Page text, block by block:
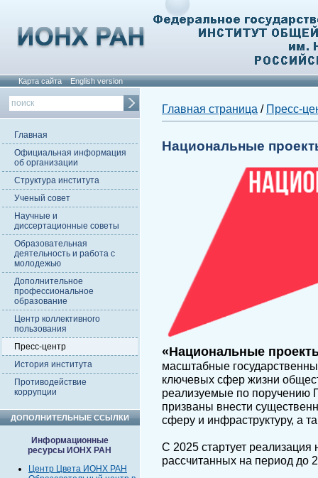
Карта сайта English version
Главная
Официальная информация
об организации
Структура института
Ученый совет
Научные и
диссертационные советы
Образовательная
деятельность и работа с
молодежью
Дополнительное
профессиональное
образование
Центр коллективного
пользования
Пресс-центр
История института
Противодействие
коррупции
ДОПОЛНИТЕЛЬНЫЕ ССЫЛКИ
Информационные
ресурсы ИОНХ РАН
Центр Цвета ИОНХ РАН
Главная страница / Пресс-
Национальные
«Национальные
масштабные
ключевых сфер жизни
реализуемые по поручению
призваны внести
сферу и инфраструктуру, а
С 2025 стартует
рассчитанных на период до